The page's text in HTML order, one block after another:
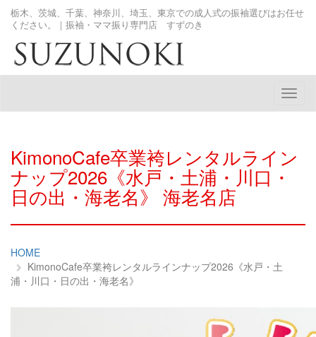
栃木、茨城、千葉、神奈川、埼玉、東京での成人式の振袖選びはお任せ
ください。｜振袖・ママ振り専門店 すずのき
メ
ニ
KimonoCafe卒業袴レンタルライン
ナップ2026《水戸・土浦・川口・
日の出・海老名》 海老名店
HOME
KimonoCafe卒業袴レンタルラインナップ2026《水戸・土
浦・川口・日の出・海老名》